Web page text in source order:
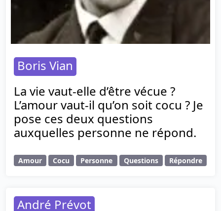
Boris Vian
La vie vaut-elle d’être vécue ?
L’amour vaut-il qu’on soit cocu ? Je
pose ces deux questions
auxquelles personne ne répond.
Amour Cocu Personne Questions Répondre
André Prévot